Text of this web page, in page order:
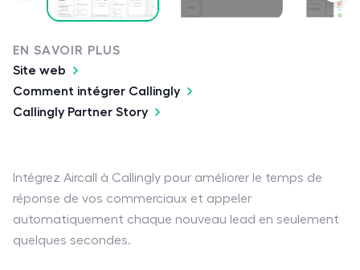
EN SAVOIR PLUS
Site web
Comment intégrer Callingly
Callingly Partner Story
Intégrez Aircall à Callingly pour améliorer le temps de
réponse de vos commerciaux et appeler
automatiquement chaque nouveau lead en seulement
quelques secondes.